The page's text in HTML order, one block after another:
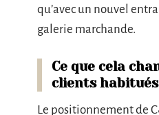
qu’avec un nouvel
galerie marchande.
Ce que cela
clients habitués
Le positionnement de